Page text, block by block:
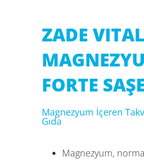
ZADE VITAL
FORTE
Magnezyum İçeren
Gıda
Magnezyum,